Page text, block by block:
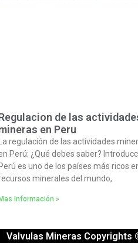
de las
en Peru
La regulación de las actividades
Perú: ¿Qué debes saber?
Perú es uno de los países más ricos
minerales del mundo,
Información »
Valvulas Mineras